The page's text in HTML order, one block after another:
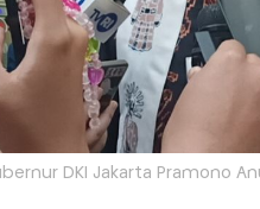
DKI Jakarta Pramono